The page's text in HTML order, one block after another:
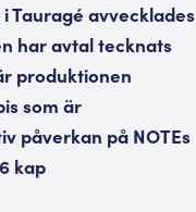
Tauragé avvecklades
har avtal tecknats
produktionen
som är
påverkan på NOTEs
kap